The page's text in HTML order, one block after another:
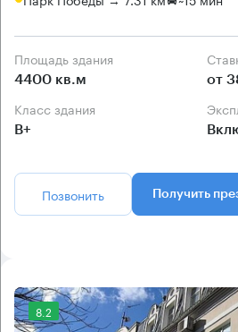
Площадь здания
4400 кв.м от
Класс здания
B+
Позвонить Получить
8.2